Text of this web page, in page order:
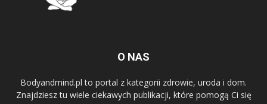
O NAS
Bodyandmind.pl to portal z kategorii zdrowie, uroda i dom.
Znajdziesz tu wiele ciekawych publikacji, które pomogą Ci się